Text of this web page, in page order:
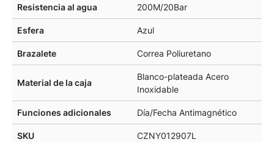
Resistencia al agua 200M/20Bar
Esfera Azul
Brazalete Correa Poliuretano
Material de la caja
Blanco-plateada Acero
Inoxidable
Funciones adicionales Día/Fecha Antimagnético
SKU CZNY012907L